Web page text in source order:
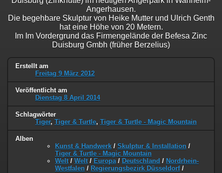
Angerhausen.
Die begehbare Skulptur von Heike Mutter und Ulrich Genth
hat eine Höhe von 20 Metern.
Im Im Vordergrund das Firmengelände der Befesa Zinc
Duisburg Gmbh (früher Berzelius)
Erstellt am
Freitag 9 März 2012
Veröffentlicht am
Dienstag 8 April 2014
Schlagwörter
Tiger, Tiger & Turtle, Tiger & Turtle - Magic Mountain
Alben
Kunst & Handwerk / Skulptur & Installation /
Tiger & Turtle - Magic Mountain
Welt / Welt / Europa / Deutschland / Nordrhein-
Westfalen / Regierungsbezirk Düsseldorf/